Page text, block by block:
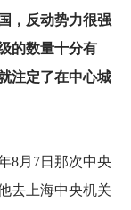
，反动势力很强
的数量十分有
注定了在中心城
8月7日那次中央
去上海中央机关